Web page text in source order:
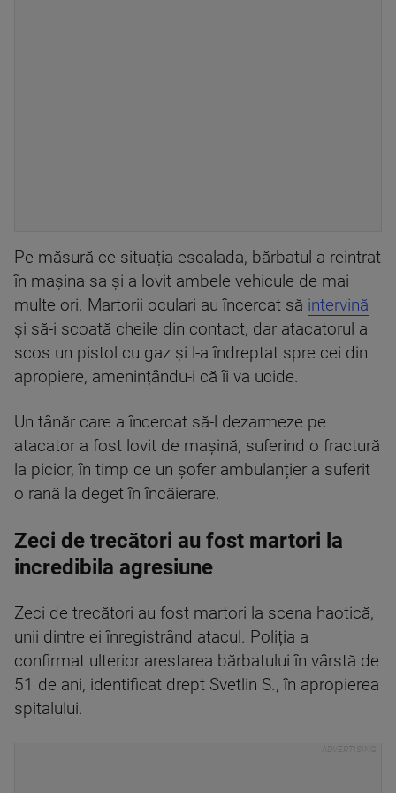
Pe măsură ce situația escalada, bărbatul a reintrat
în mașina sa și a lovit ambele vehicule de mai
multe ori. Martorii oculari au încercat să intervină
și să-i scoată cheile din contact, dar atacatorul a
scos un pistol cu ​​gaz și l-a îndreptat spre cei din
apropiere, amenințându-i că îi va ucide.
Un tânăr care a încercat să-l dezarmeze pe
atacator a fost lovit de mașină, suferind o fractură
la picior, în timp ce un șofer ambulanțier a suferit
o rană la deget în încăierare.
Zeci de trecători au fost martori la
incredibila agresiune
Zeci de trecători au fost martori la scena haotică,
unii dintre ei înregistrând atacul. Poliția a
confirmat ulterior arestarea bărbatului în vârstă de
51 de ani, identificat drept Svetlin S., în apropierea
spitalului.